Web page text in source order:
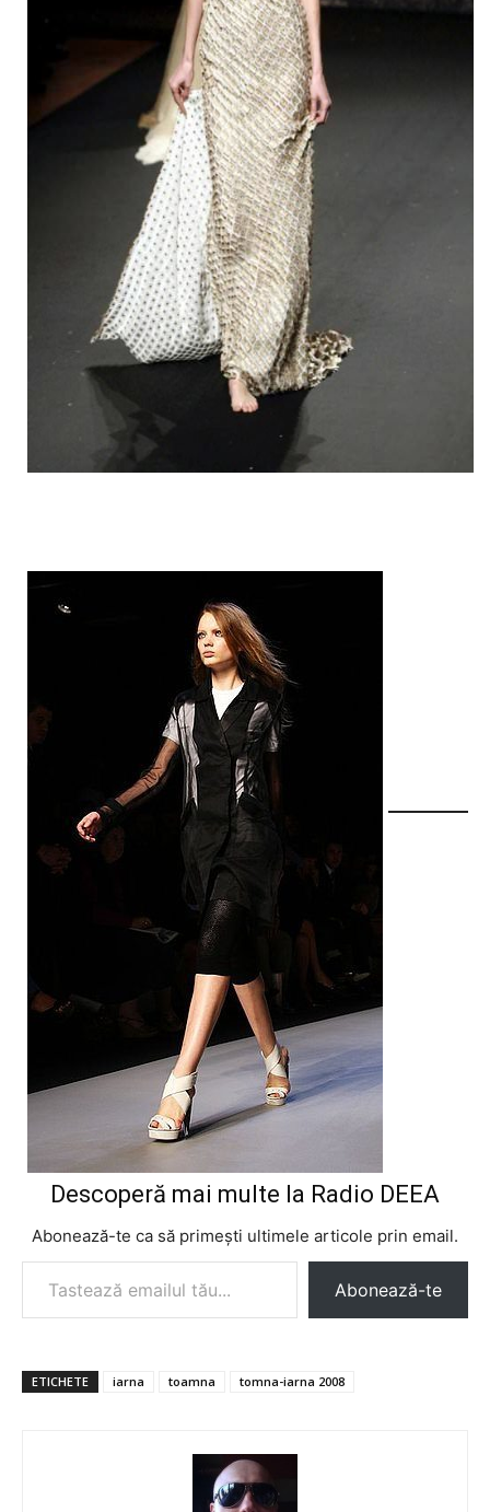
Descoperă mai multe la Radio DEEA
Abonează-te ca să primești ultimele articole prin email.
Tastează emailul tău...
Abonează-te
ETICHETE iarna toamna tomna-iarna 2008